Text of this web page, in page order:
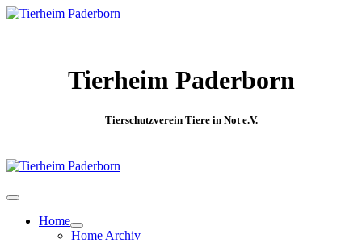
Tierheim Paderborn
Tierschutzverein Tiere in Not e.V.
Home
Home Archiv